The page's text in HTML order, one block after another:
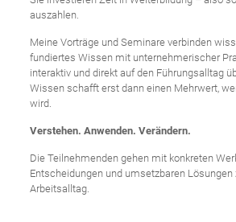
auszahlen.
Meine Vorträge und Seminare verbinden
fundiertes Wissen mit unternehmerischer
interaktiv und direkt auf den Führungsalltag
Wissen schafft erst dann einen Mehrwert,
wird.
Verstehen. Anwenden. Verändern.
Die Teilnehmenden gehen mit konkreten
Entscheidungen und umsetzbaren Lösungen
Arbeitsalltag.